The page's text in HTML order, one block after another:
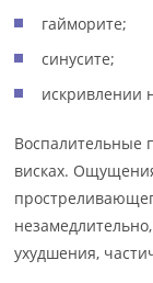
гайморите;
синусите;
искривлении
Воспалительные
висках.
ухудшения,